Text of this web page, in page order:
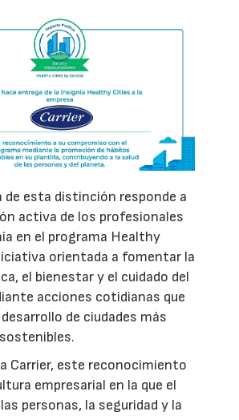
de esta distinción responde a
activa de los profesionales
en el programa Healthy
orientada a fomentar la
el bienestar y el cuidado del
acciones cotidianas que
de ciudades más
Carrier, este reconocimiento
empresarial en la que el
personas, la seguridad y la